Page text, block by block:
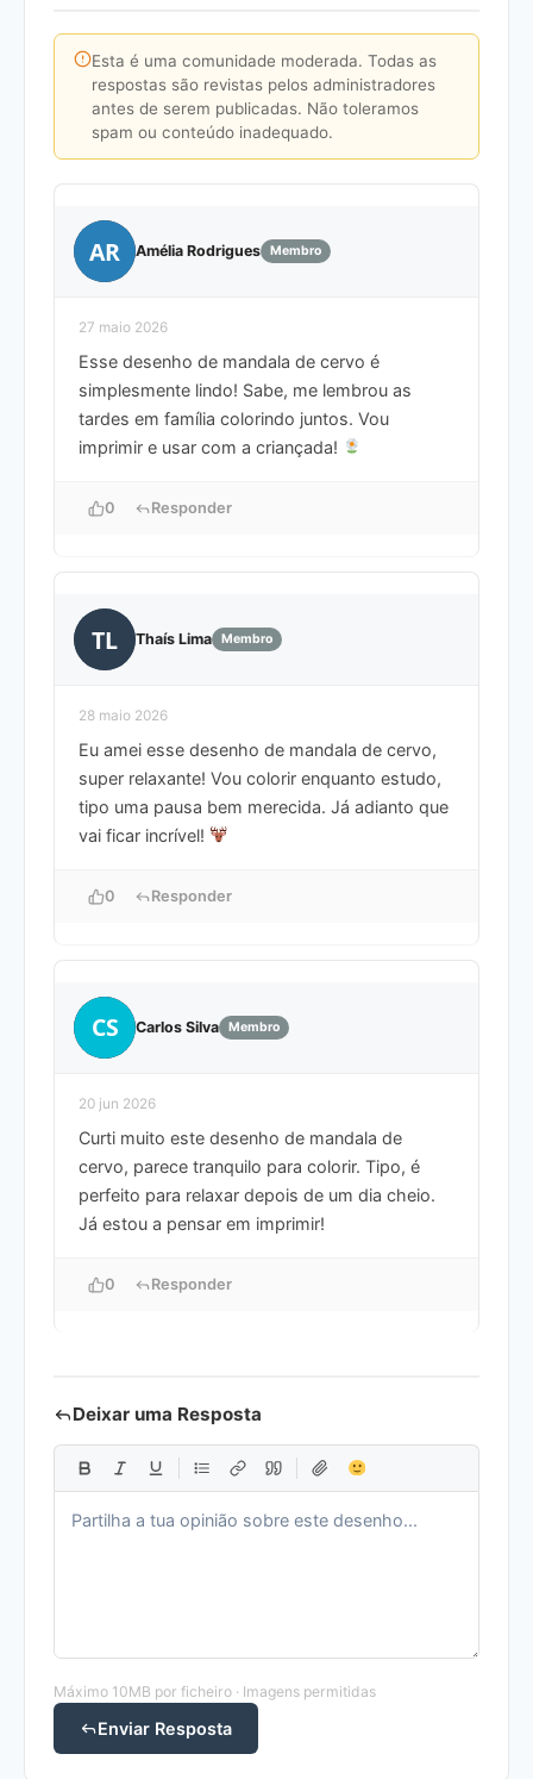
Esta é uma comunidade moderada. Todas as
respostas são revistas pelos administradores
antes de serem publicadas. Não toleramos
spam ou conteúdo inadequado.
AR Amélia Rodrigues Membro
27 maio 2026
Esse desenho de mandala de cervo é
simplesmente lindo! Sabe, me lembrou as
tardes em família colorindo juntos. Vou
imprimir e usar com a criançada!
0 Responder
TL Thaís Lima Membro
28 maio 2026
Eu amei esse desenho de mandala de cervo,
super relaxante! Vou colorir enquanto estudo,
tipo uma pausa bem merecida. Já adianto que
vai ficar incrível!
0 Responder
CS Carlos Silva Membro
20 jun 2026
Curti muito este desenho de mandala de
cervo, parece tranquilo para colorir. Tipo, é
perfeito para relaxar depois de um dia cheio.
Já estou a pensar em imprimir!
0 Responder
Deixar uma Resposta
Máximo 10MB por ficheiro · Imagens permitidas
Enviar Resposta